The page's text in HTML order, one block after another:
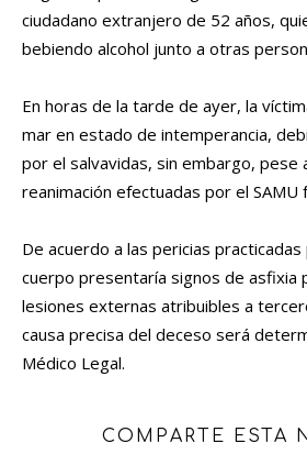
ciudadano extranjero de 52 años,
bebiendo alcohol junto a otras
En horas de la tarde de ayer, la
mar en estado de intemperancia,
por el salvavidas, sin embargo, pese
reanimación efectuadas por el SAMU
De acuerdo a las pericias
cuerpo presentaría signos de asfixia
lesiones externas atribuibles a
causa precisa del deceso será
Médico Legal.
COMPARTE ESTA